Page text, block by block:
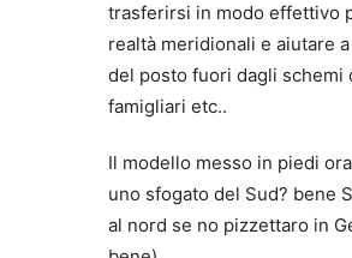
trasferirsi in modo effettivo
realtà meridionali e aiutare
del posto fuori dagli schemi
famigliari etc..
Il modello messo in piedi
uno sfogato del Sud? bene
al nord se no pizzettaro in